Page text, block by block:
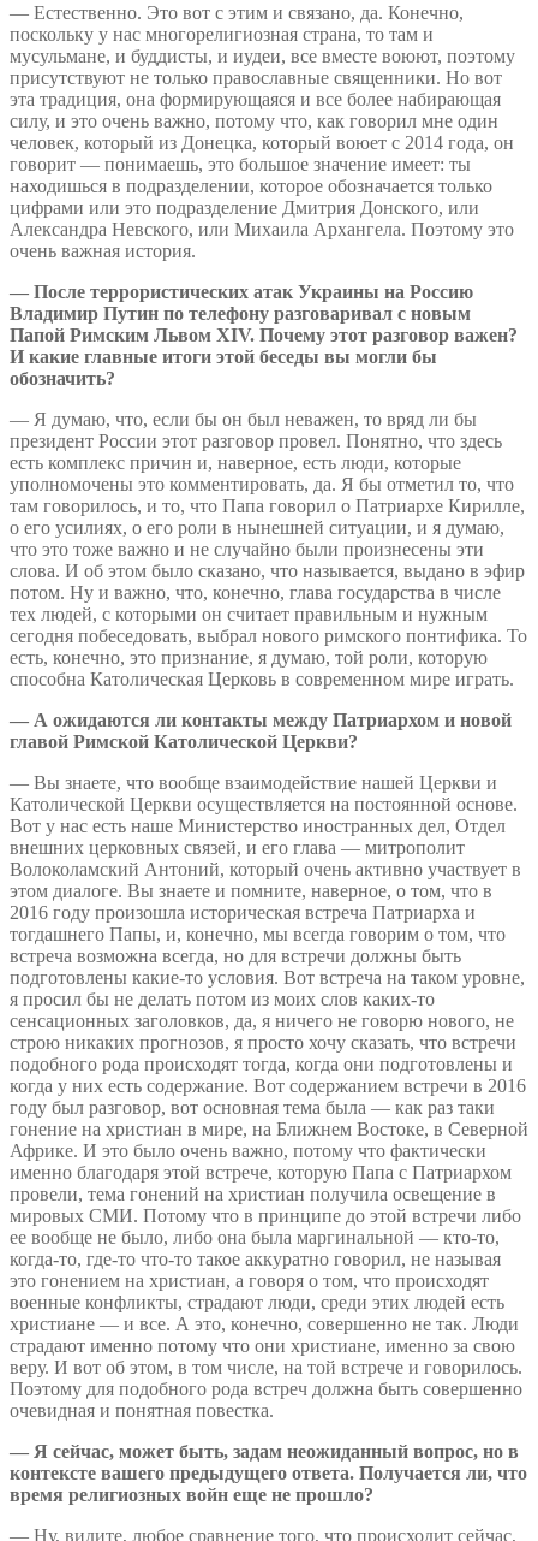
— Естественно. Это вот с этим и связано, да. Конечно,
поскольку у нас многорелигиозная страна, то там и
мусульмане, и буддисты, и иудеи, все вместе воюют, поэтому
присутствуют не только православные священники. Но вот
эта традиция, она формирующаяся и все более набирающая
силу, и это очень важно, потому что, как говорил мне один
человек, который из Донецка, который воюет с 2014 года, он
говорит — понимаешь, это большое значение имеет: ты
находишься в подразделении, которое обозначается только
цифрами или это подразделение Дмитрия Донского, или
Александра Невского, или Михаила Архангела. Поэтому это
очень важная история.
— После террористических атак Украины на Россию
Владимир Путин по телефону разговаривал с новым
Папой Римским Львом XIV. Почему этот разговор важен?
И какие главные итоги этой беседы вы могли бы
обозначить?
— Я думаю, что, если бы он был неважен, то вряд ли бы
президент России этот разговор провел. Понятно, что здесь
есть комплекс причин и, наверное, есть люди, которые
уполномочены это комментировать, да. Я бы отметил то, что
там говорилось, и то, что Папа говорил о Патриархе Кирилле,
о его усилиях, о его роли в нынешней ситуации, и я думаю,
что это тоже важно и не случайно были произнесены эти
слова. И об этом было сказано, что называется, выдано в эфир
потом. Ну и важно, что, конечно, глава государства в числе
тех людей, с которыми он считает правильным и нужным
сегодня побеседовать, выбрал нового римского понтифика. То
есть, конечно, это признание, я думаю, той роли, которую
способна Католическая Церковь в современном мире играть.
— А ожидаются ли контакты между Патриархом и новой
главой Римской Католической Церкви?
— Вы знаете, что вообще взаимодействие нашей Церкви и
Католической Церкви осуществляется на постоянной основе.
Вот у нас есть наше Министерство иностранных дел, Отдел
внешних церковных связей, и его глава — митрополит
Волоколамский Антоний, который очень активно участвует в
этом диалоге. Вы знаете и помните, наверное, о том, что в
2016 году произошла историческая встреча Патриарха и
тогдашнего Папы, и, конечно, мы всегда говорим о том, что
встреча возможна всегда, но для встречи должны быть
подготовлены какие-то условия. Вот встреча на таком уровне,
я просил бы не делать потом из моих слов каких-то
сенсационных заголовков, да, я ничего не говорю нового, не
строю никаких прогнозов, я просто хочу сказать, что встречи
подобного рода происходят тогда, когда они подготовлены и
когда у них есть содержание. Вот содержанием встречи в 2016
году был разговор, вот основная тема была — как раз таки
гонение на христиан в мире, на Ближнем Востоке, в Северной
Африке. И это было очень важно, потому что фактически
именно благодаря этой встрече, которую Папа с Патриархом
провели, тема гонений на христиан получила освещение в
мировых СМИ. Потому что в принципе до этой встречи либо
ее вообще не было, либо она была маргинальной — кто-то,
когда-то, где-то что-то такое аккуратно говорил, не называя
это гонением на христиан, а говоря о том, что происходят
военные конфликты, страдают люди, среди этих людей есть
христиане — и все. А это, конечно, совершенно не так. Люди
страдают именно потому что они христиане, именно за свою
веру. И вот об этом, в том числе, на той встрече и говорилось.
Поэтому для подобного рода встреч должна быть совершенно
очевидная и понятная повестка.
— Я сейчас, может быть, задам неожиданный вопрос, но в
контексте вашего предыдущего ответа. Получается ли, что
время религиозных войн еще не прошло?
— Ну, видите, любое сравнение того, что происходит сейчас,